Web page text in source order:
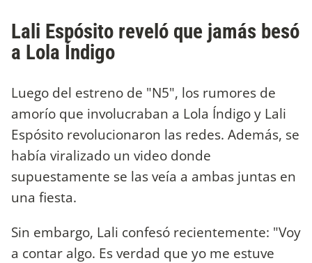
Lali Espósito reveló que jamás besó
a Lola Índigo
Luego del estreno de "N5", los rumores de
amorío que involucraban a Lola Índigo y Lali
Espósito revolucionaron las redes. Además, se
había viralizado un video donde
supuestamente se las veía a ambas juntas en
una fiesta.
Sin embargo, Lali confesó recientemente: "Voy
a contar algo. Es verdad que yo me estuve